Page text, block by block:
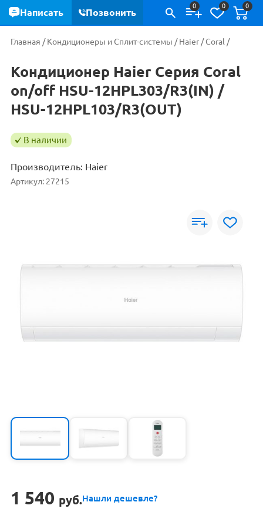
0 0 0
Главная /Кондиционеры и Сплит-системы /Haier /Coral /
Кондиционер Haier Серия Coral
on/off HSU-12HPL303/R3(IN) /
HSU-12HPL103/R3(OUT)
В наличии
Производитель: Haier
Артикул: 27215
1 540 руб.Нашли дешевле?
Написать Позвонить